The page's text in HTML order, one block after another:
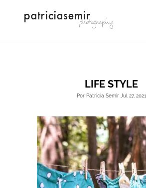
LIFE STYLE
Por Patricia Semir Jul 27, 2021